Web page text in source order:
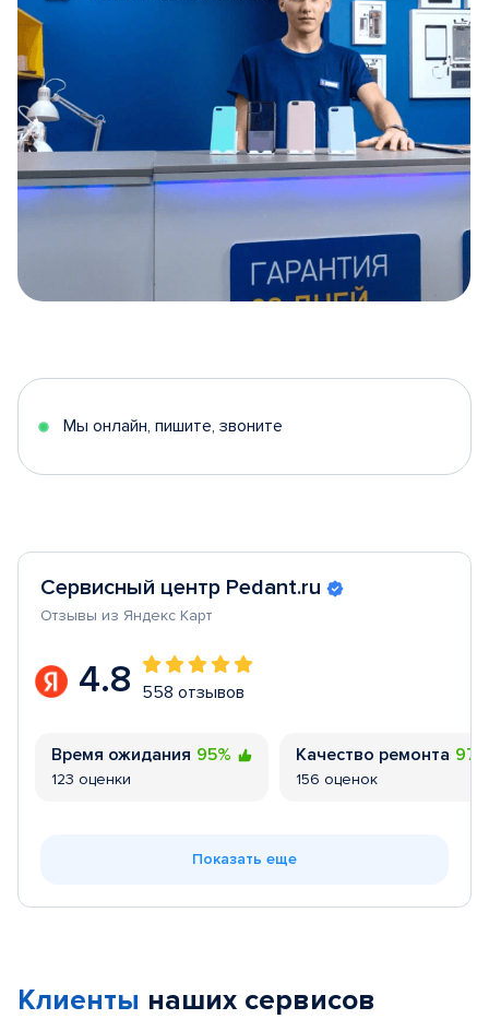
5
Мы онлайн, пишите, звоните
Сервисный центр Pedant.ru
Отзывы из Яндекс Карт
4.8 558 отзывов
Время ожидания 95%
123 оценки
Качество ремонта
156 оценок
Показать еще
Клиенты наших сервисов